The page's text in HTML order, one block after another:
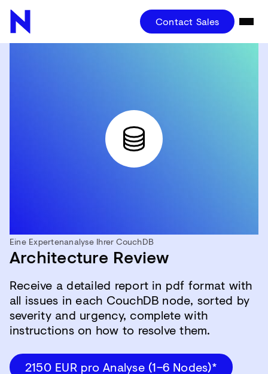
Contact Sales
Eine Expertenanalyse Ihrer CouchDB
Architecture Review
Receive a detailed report in pdf format with
all issues in each CouchDB node, sorted by
severity and urgency, complete with
instructions on how to resolve them.
2150 EUR pro Analyse (1–6 Nodes)*